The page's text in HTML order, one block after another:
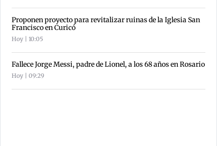
Proponen proyecto para revitalizar ruinas de la Iglesia San
Francisco en Curicó
Hoy | 10:05
Fallece Jorge Messi, padre de Lionel, a los 68 años en Rosario
Hoy | 09:29